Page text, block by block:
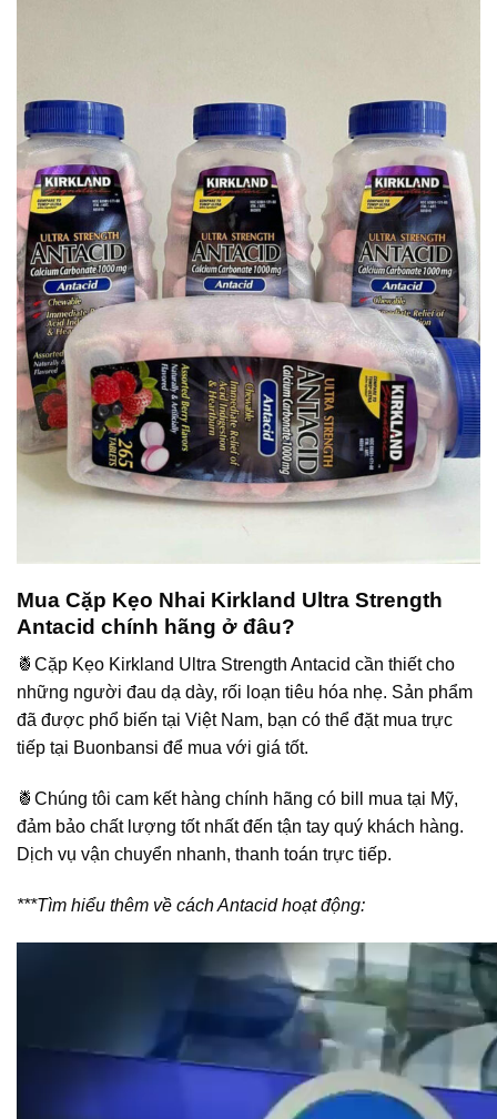
Mua Cặp Kẹo Nhai Kirkland Ultra Strength
Antacid chính hãng ở đâu?
🍍Cặp Kẹo Kirkland Ultra Strength Antacid cần thiết cho
những người đau dạ dày, rối loạn tiêu hóa nhẹ. Sản phẩm
đã được phổ biến tại Việt Nam, bạn có thể đặt mua trực
tiếp tại Buonbansi để mua với giá tốt.
🍍Chúng tôi cam kết hàng chính hãng có bill mua tại Mỹ,
đảm bảo chất lượng tốt nhất đến tận tay quý khách hàng.
Dịch vụ vận chuyển nhanh, thanh toán trực tiếp.
***Tìm hiểu thêm về cách Antacid hoạt động: